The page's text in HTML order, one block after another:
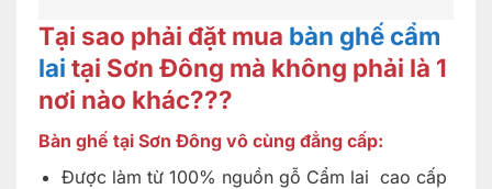
Tại sao phải đặt mua bàn ghế cẩm
lai tại Sơn Đông mà không phải là 1
nơi nào khác???
Bàn ghế tại Sơn Đông vô cùng đẳng cấp:
Được làm từ 100% nguồn gỗ Cẩm lai cao cấp